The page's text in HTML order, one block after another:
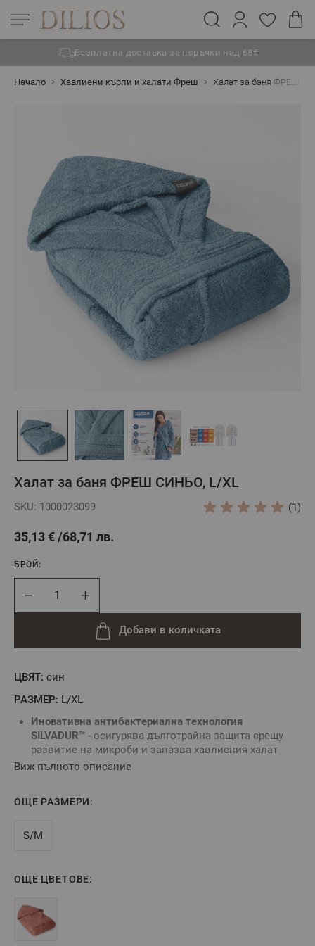
Безплатна доставка за поръчки над 68€
Начало Хавлиени кърпи и халати Фреш Халат за баня ФРЕШ
Халат за баня ФРЕШ СИНЬО, L/XL
SKU: 1000023099 (1)
35,13 € 68,71 лв.
ЦВЯТ: син
РАЗМЕР: L/XL
Иновативна антибактериална технология
SILVADUR™ - осигурява дълготрайна защита срещу
развитие на микроби и запазва хавлиения халат
свеж по-дълго. Обработката със сребърни йони
Намалява развитието на бактерии, дори при пране
Предотвратява задържането на неприятни миризми;
по-дълго време;
SILVADUR™ Предпазва тъканите от разграждане и
удължава живота им;
Виж пълното описание
ОЩЕ РАЗМЕРИ:
S/M
ОЩЕ ЦВЕТОВЕ:
БРОЙ:
Добави в количката